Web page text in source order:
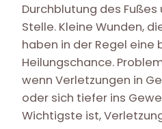
Durchblutung des
Stelle. Kleine Wunden,
haben in der Regel eine
Heilungschance.
wenn Verletzungen in
oder sich tiefer ins
Wichtigste ist,